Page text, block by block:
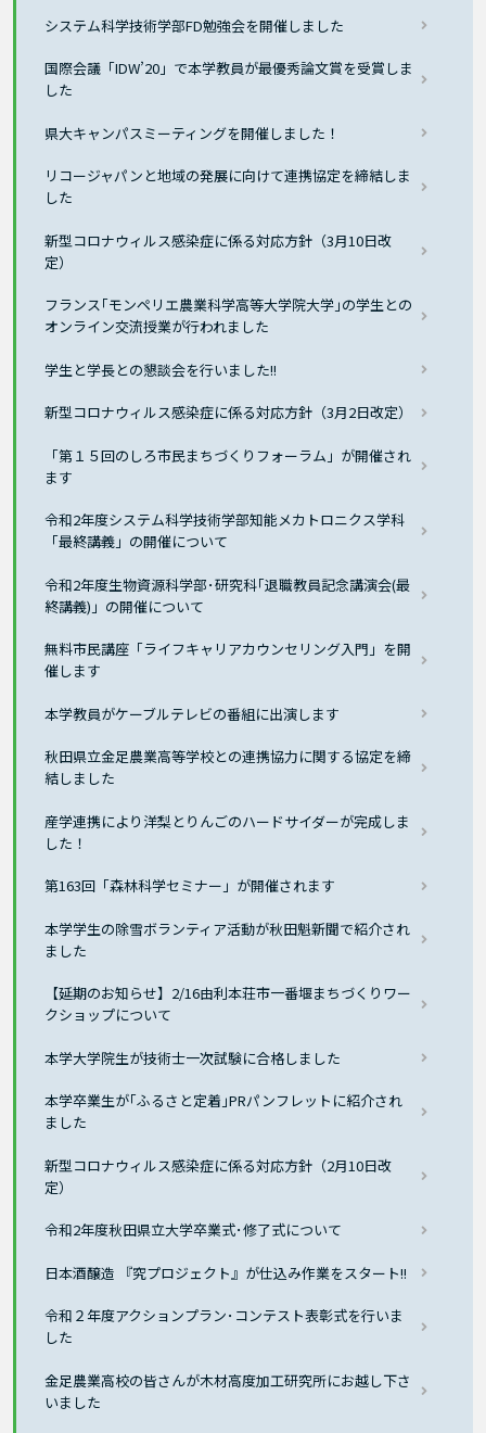
システム科学技術学部FD勉強会を開催しました
国際会議「IDW’20」で本学教員が最優秀論文賞を受賞しま
した
県大キャンパスミーティングを開催しました！
リコージャパンと地域の発展に向けて連携協定を締結しま
した
新型コロナウィルス感染症に係る対応方針（3月10日改
定）
フランス｢モンペリエ農業科学高等大学院大学｣の学生との
オンライン交流授業が行われました
学生と学長との懇談会を行いました!!
新型コロナウィルス感染症に係る対応方針（3月2日改定）
「第１５回のしろ市民まちづくりフォーラム」が開催され
ます
令和2年度システム科学技術学部知能メカトロニクス学科
「最終講義」の開催について
令和2年度生物資源科学部･研究科｢退職教員記念講演会(最
終講義)」の開催について
無料市民講座「ライフキャリアカウンセリング入門」を開
催します
本学教員がケーブルテレビの番組に出演します
秋田県立金足農業高等学校との連携協力に関する協定を締
結しました
産学連携により洋梨とりんごのハードサイダーが完成しま
した！
第163回「森林科学セミナー」が開催されます
本学学生の除雪ボランティア活動が秋田魁新聞で紹介され
ました
【延期のお知らせ】2/16由利本荘市一番堰まちづくりワー
クショップについて
本学大学院生が技術士一次試験に合格しました
本学卒業生が｢ふるさと定着｣PRパンフレットに紹介され
ました
新型コロナウィルス感染症に係る対応方針（2月10日改
定）
令和2年度秋田県立大学卒業式･修了式について
日本酒醸造 『究プロジェクト』が仕込み作業をスタート!!
令和２年度アクションプラン･コンテスト表彰式を行いま
した
金足農業高校の皆さんが木材高度加工研究所にお越し下さ
いました